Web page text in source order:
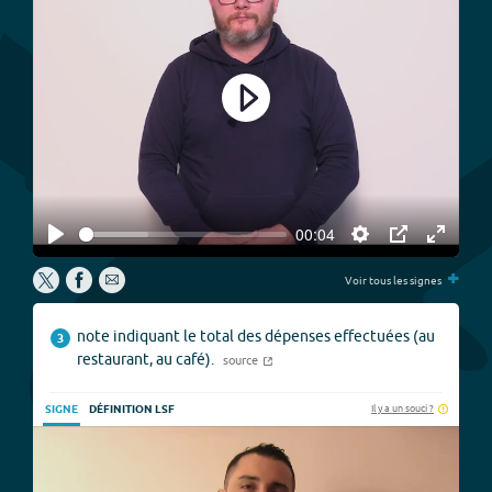
Play
00:04
Settings
PIP
Enter
Play
Voir tous les signes +
3
note indiquant le total des dépenses effectuées (au
restaurant, au café).
source
SIGNE DÉFINITION LSF Il y a un souci ?